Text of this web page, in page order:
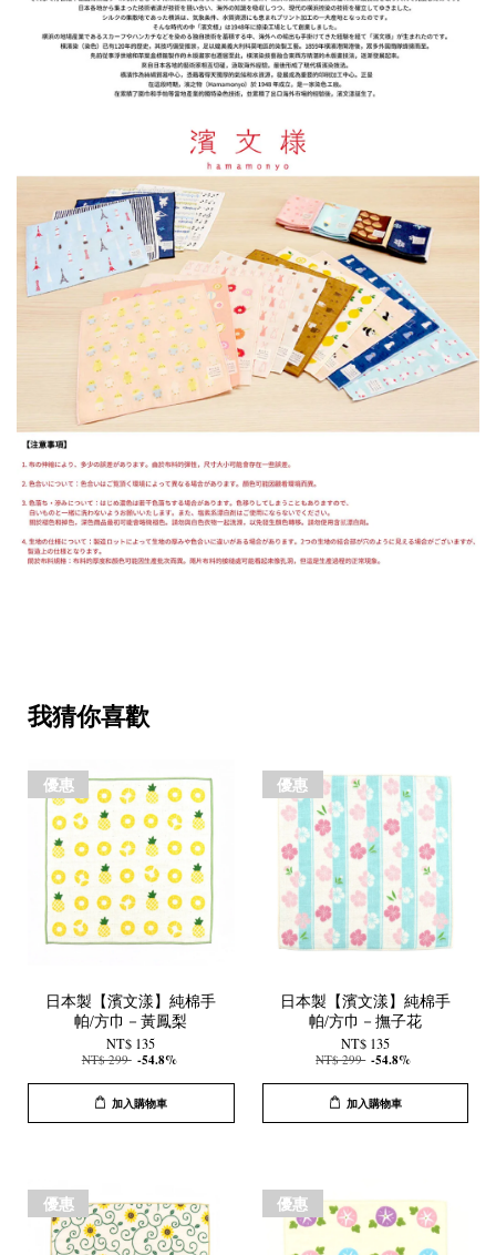
我猜你喜歡
優惠
日本製【濱文漾】純棉手
帕/方巾－黃鳳梨
NT$ 135
NT$ 299 -54.8%
加入購物車
優惠
日本製【濱文漾】純棉手
帕/方巾－撫子花
NT$ 135
NT$ 299 -54.8%
加入購物車
優惠 優惠